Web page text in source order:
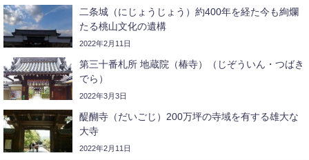
二条城（にじょうじょう）約400年を経た今も絢爛
たる桃山文化の遺構
2022年2月11日
第三十番札所 地蔵院（椿寺）（じぞういん・つばき
でら）
2022年3月3日
醍醐寺（だいごじ）200万坪の寺域を有する雄大な
大寺
2022年2月11日